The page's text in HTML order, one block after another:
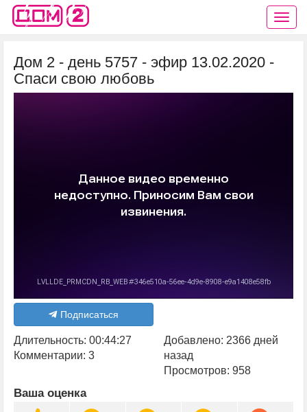
Дом 2 - день 5757 - эфир 13.02.2020 -
Спаси свою любовь
Подписаться
Длительность: 00:44:27
Комментарии: 3
Добавлено: 2366 дней
назад
Просмотров: 958
Ваша оценка